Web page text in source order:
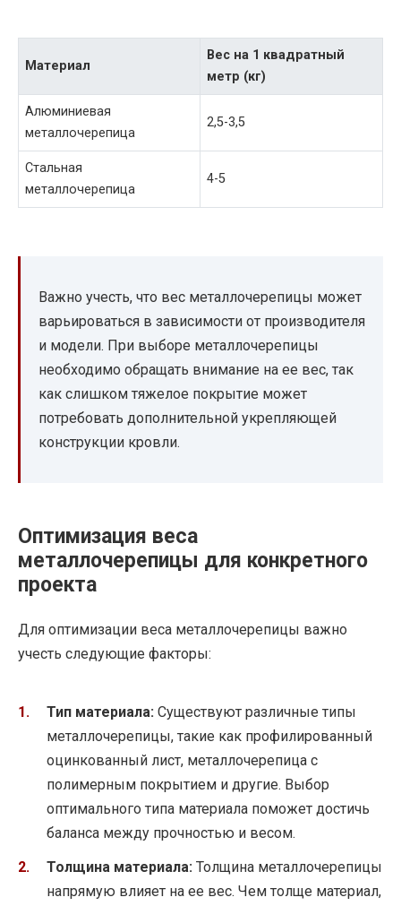
Материал
Вес на 1 квадратный
метр (кг)
Алюминиевая
металлочерепица
2,5-3,5
Стальная
металлочерепица
4-5
Важно учесть, что вес металлочерепицы может
варьироваться в зависимости от производителя
и модели. При выборе металлочерепицы
необходимо обращать внимание на ее вес, так
как слишком тяжелое покрытие может
потребовать дополнительной укрепляющей
конструкции кровли.
Оптимизация веса
металлочерепицы для конкретного
проекта
Для оптимизации веса металлочерепицы важно
учесть следующие факторы:
Тип материала: Существуют различные типы
металлочерепицы, такие как профилированный
оцинкованный лист, металлочерепица с
полимерным покрытием и другие. Выбор
оптимального типа материала поможет достичь
баланса между прочностью и весом.
Толщина материала: Толщина металлочерепицы
напрямую влияет на ее вес. Чем толще материал,